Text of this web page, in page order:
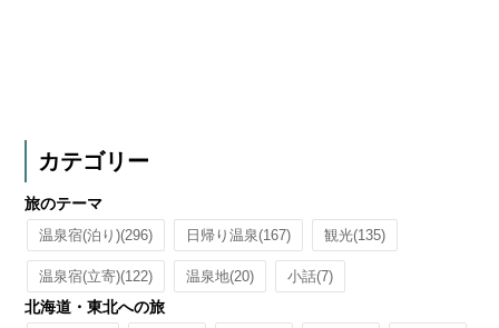
カテゴリー
旅のテーマ
温泉宿(泊り)(296) 日帰り温泉(167) 観光(135)
温泉宿(立寄)(122) 温泉地(20) 小話(7)
北海道・東北への旅